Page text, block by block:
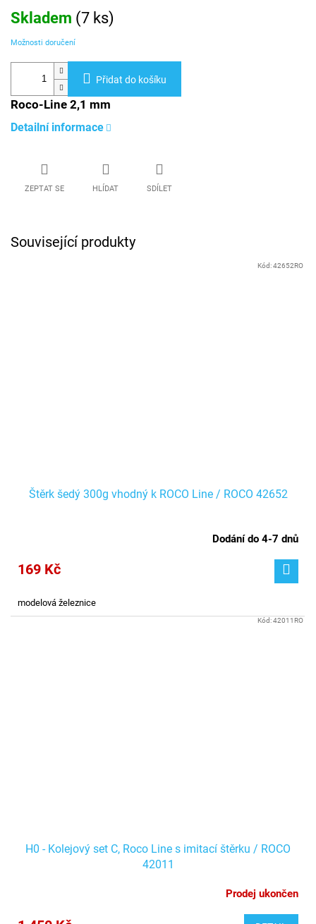
Měrná
cena:
Skladem (7 ks)
Možnosti doručení
Přidat do košíku
Roco-Line 2,1 mm
Detailní informace
ZEPTAT SE HLÍDAT SDÍLET
Související produkty
Štěrk šedý 300g vhodný k ROCO Line / ROCO 42652
Dodání do 4-7 dnů
169 Kč
modelová železnice
Kód:42652RO
H0 - Kolejový set C, Roco Line s imitací štěrku / ROCO
42011
Prodej ukončen
Kód:42011RO